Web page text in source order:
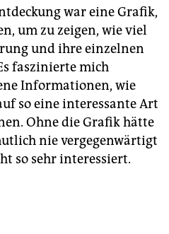
war eine Grafik,
um zu zeigen, wie viel
und ihre einzelnen
faszinierte mich
Informationen, wie
so eine interessante Art
Ohne die Grafik hätte
nie vergegenwärtigt
so sehr interessiert.